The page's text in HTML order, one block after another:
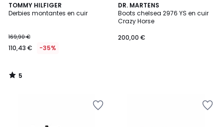
TOMMY HILFIGER
Derbies montantes en cuir
169,90 €
110,43 € -35%
5
/
5
/
DR. MARTENS
Boots chelsea 2976 YS en cuir
Crazy Horse
200,00 €